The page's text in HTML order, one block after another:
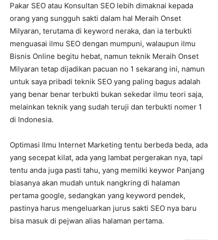
Pakar SEO atau Konsultan SEO lebih dimaknai kepada
orang yang sungguh sakti dalam hal Meraih Onset
Milyaran, terutama di keyword neraka, dan ia terbukti
menguasai ilmu SEO dengan mumpuni, walaupun ilmu
Bisnis Online begitu hebat, namun teknik Meraih Onset
Milyaran tetap dijadikan pacuan no 1 sekarang ini, namun
untuk saya pribadi teknik SEO yang paling bagus adalah
yang benar benar terbukti bukan sekedar ilmu teori saja,
melainkan teknik yang sudah teruji dan terbukti nomer 1
di Indonesia.
Optimasi Ilmu Internet Marketing tentu berbeda beda, ada
yang secepat kilat, ada yang lambat pergerakan nya, tapi
tentu anda juga pasti tahu, yang memilki keywor Panjang
biasanya akan mudah untuk nangkring di halaman
pertama google, sedangkan yang keyword pendek,
pastinya harus mengeluarkan jurus sakti SEO nya baru
bisa masuk di pejwan alias halaman pertama.